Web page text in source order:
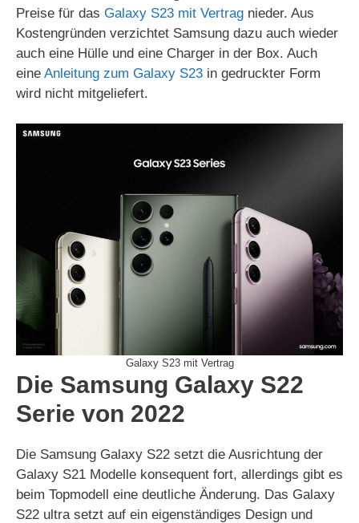
Preise für das Galaxy S23 mit Vertrag nieder. Aus
Kostengründen verzichtet Samsung dazu auch wieder
auch eine Hülle und eine Charger in der Box. Auch
eine Anleitung zum Galaxy S23 in gedruckter Form
wird nicht mitgeliefert.
Galaxy S23 mit Vertrag
Die Samsung Galaxy S22
Serie von 2022
Die Samsung Galaxy S22 setzt die Ausrichtung der
Galaxy S21 Modelle konsequent fort, allerdings gibt es
beim Topmodell eine deutliche Änderung. Das Galaxy
S22 ultra setzt auf ein eigenständiges Design und